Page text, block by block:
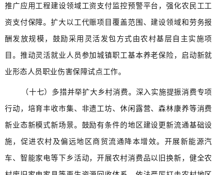
推广应用工程建设领域工资支付监控预警平台，强化农民工工
资支付保障。扩大以工代赈项目覆盖范围、建设领域和劳务报
酬发放规模，鼓励采用灵活发包方式由农村基层自主实施项
目。推动灵活就业人员参加城镇职工基本养老保险，启动新就
业形态人员职业伤害保障试点工作。
（十七）多措并举扩大乡村消费。深入实施提振消费专项
行动，培育丰收市集、非遗工坊、休闲露营、森林康养等消费
新业态新模式新场景。鼓励有条件的地区建设更新流通基础设
施，促进农村及偏远地区商贸流通降本增效。开展新能源汽
车、智能家电等下乡活动，开展农村消费品以旧换新，健全农